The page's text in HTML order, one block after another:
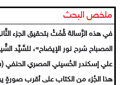
ملخص البحث
في هذه الرِّسالة قُمْتُ بتحقيق الجزء
المصباح شرح نور الإيضاح»، للسَّيِّد
هذا الجُزء من الكتاب على أقرب صورةٍ